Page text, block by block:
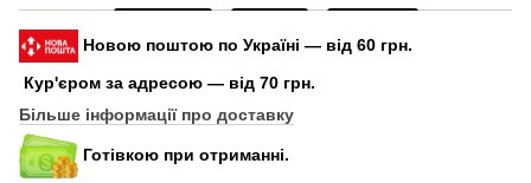
Новою поштою по Україні — від 60 грн.
Кур'єром за адресою — від 70 грн.
Більше інформації про доставку
Готівкою при отриманні.